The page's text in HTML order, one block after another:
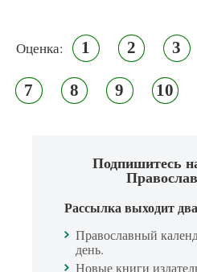
Оценка: 1 2 3
7 8 9 10
Подпишитесь
Рассылка выходит
Православный
день.
Новые книги